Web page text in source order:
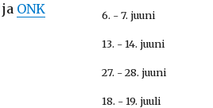
ja ONK
6. - 7. juuni
13. - 14. juuni
27. - 28. juuni
18. - 19. juuli